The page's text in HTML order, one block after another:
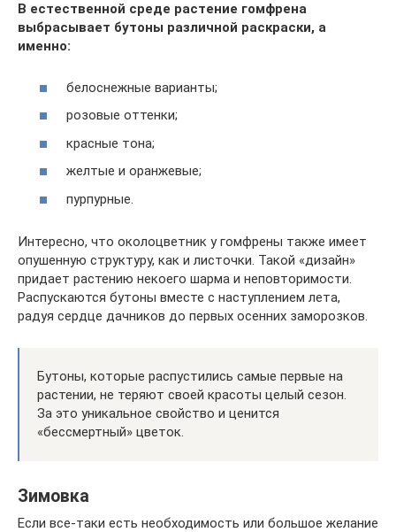
В естественной среде растение гомфрена
выбрасывает бутоны различной раскраски, а
именно:
белоснежные варианты;
розовые оттенки;
красные тона;
желтые и оранжевые;
пурпурные.
Интересно, что околоцветник у гомфрены также имеет
опушенную структуру, как и листочки. Такой «дизайн»
придает растению некоего шарма и неповторимости.
Распускаются бутоны вместе с наступлением лета,
радуя сердце дачников до первых осенних заморозков.
Бутоны, которые распустились самые первые на
растении, не теряют своей красоты целый сезон.
За это уникальное свойство и ценится
«бессмертный» цветок.
Зимовка
Если все-таки есть необходимость или большое желание